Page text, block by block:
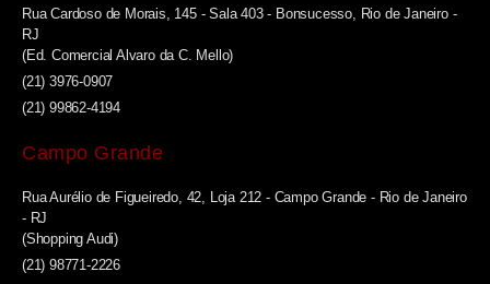
Rua Cardoso de Morais, 145 - Sala 403 - Bonsucesso, Rio de Janeiro -
RJ
(Ed. Comercial Alvaro da C. Mello)
(21) 3976-0907
(21) 99862-4194
Campo Grande
Rua Aurélio de Figueiredo, 42, Loja 212 - Campo Grande - Rio de Janeiro
- RJ
(Shopping Audi)
(21) 98771-2226